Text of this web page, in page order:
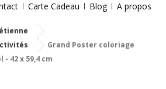
Carte Cadeau Blog A propos
Grand Poster coloriage
42 x 59,4 cm